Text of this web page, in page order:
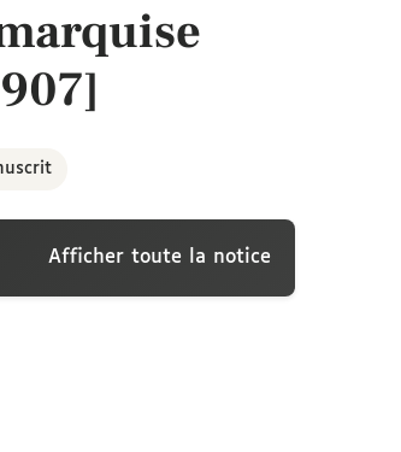
Afficher toute la notice